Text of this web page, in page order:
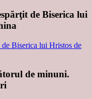
de Biserica lui
de minuni.